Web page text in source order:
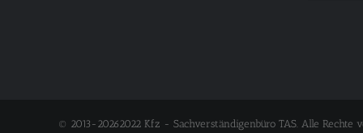
© 2013- 20262022 Kfz - Sachverständigenbüro TAS. Alle Rechte